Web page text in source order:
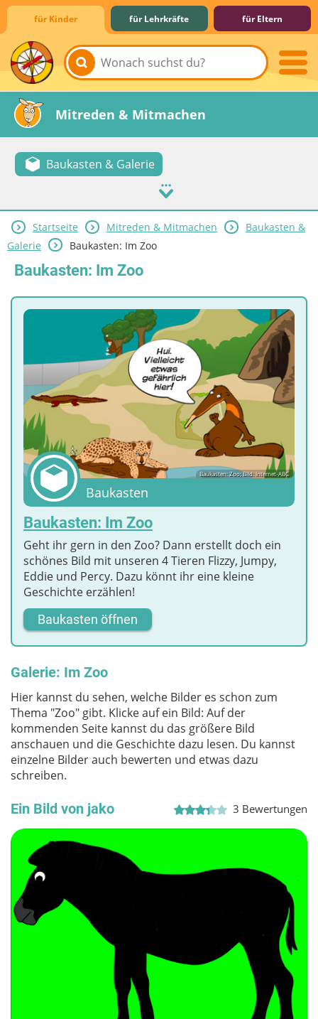
für Kinder für Lehrkräfte für Eltern
Lernen & Schule
Hobby & Freizeit
Spiel & Spaß
Mitreden & Mitmachen
Baukasten & Galerie
Startseite Mitreden & Mitmachen
Baukasten &
Galerie
Baukasten: Im Zoo
Baukasten: Im Zoo
Baukasten: Zoo; Bild: Internet-ABC
Baukasten
Baukasten: Im Zoo
Geht ihr gern in den Zoo? Dann erstellt doch ein
schönes Bild mit unseren 4 Tieren Flizzy, Jumpy,
Eddie und Percy. Dazu könnt ihr eine kleine
Geschichte erzählen!
Baukasten öffnen
Galerie: Im Zoo
Hier kannst du sehen, welche Bilder es schon zum
Thema "Zoo" gibt. Klicke auf ein Bild: Auf der
kommenden Seite kannst du das größere Bild
anschauen und die Geschichte dazu lesen. Du kannst
einzelne Bilder auch bewerten und etwas dazu
schreiben.
Ein Bild von jako 3 Bewertungen